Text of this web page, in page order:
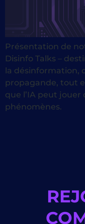
Présentation de
Disinfo Talks –
la désinformation,
propagande, tout
que l’IA peut
phénomènes.